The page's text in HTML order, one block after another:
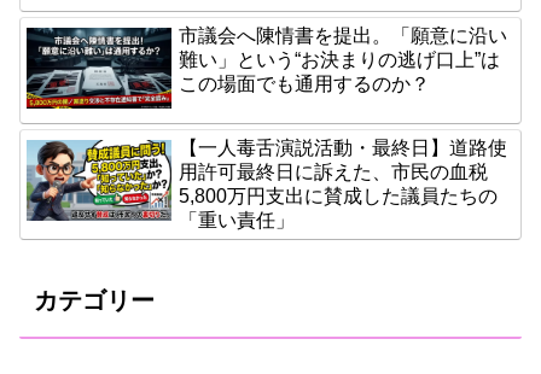
市議会へ陳情書を提出。「願意に沿い
難い」という“お決まりの逃げ口上”は
この場面でも通用するのか？
【一人毒舌演説活動・最終日】道路使
用許可最終日に訴えた、市民の血税
5,800万円支出に賛成した議員たちの
「重い責任」
カテゴリー